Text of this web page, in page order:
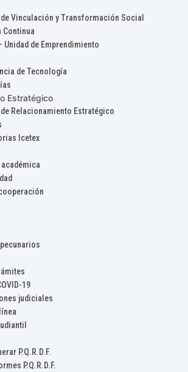
Vinculación y Transformación Social
Continua
Unidad de Emprendimiento
de Tecnología
Estratégico
Relacionamiento Estratégico
Icetex
19
judiciales
P.Q.R.D.F.
P.Q.R.D.F.